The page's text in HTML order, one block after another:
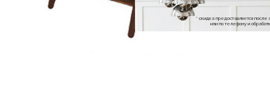
* скидка предоставляется
или по телефону и